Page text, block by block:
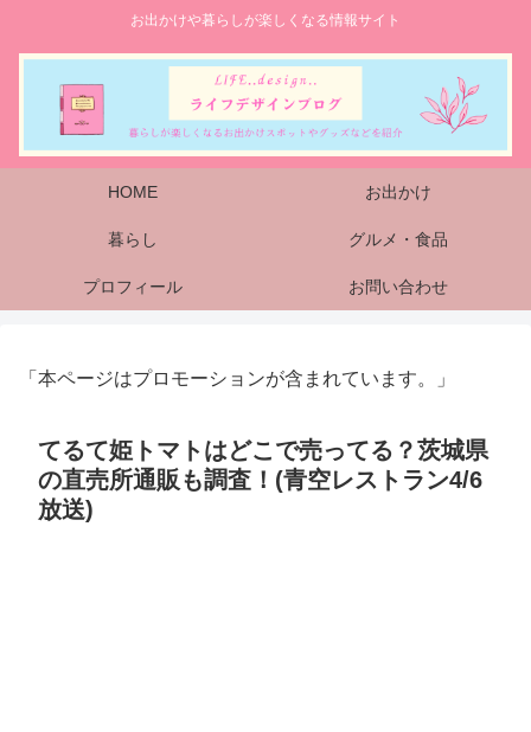
お出かけや暮らしが楽しくなる情報サイト
HOME お出かけ
暮らし グルメ・食品
プロフィール お問い合わせ
「本ページはプロモーションが含まれています。」
てるて姫トマトはどこで売ってる？茨城県
の直売所通販も調査！(青空レストラン4/6
放送)